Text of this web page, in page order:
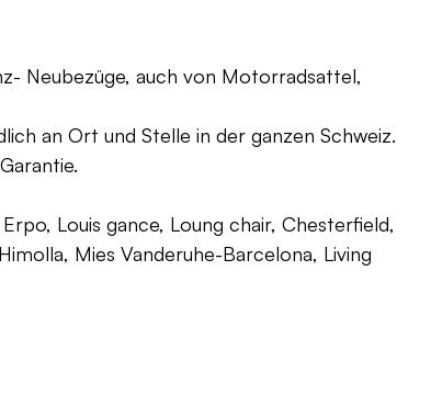
Neubezüge, auch von Motorradsattel,
an Ort und Stelle in der ganzen Schweiz.
Louis gance, Loung chair, Chesterfield,
Mies Vanderuhe-Barcelona, Living